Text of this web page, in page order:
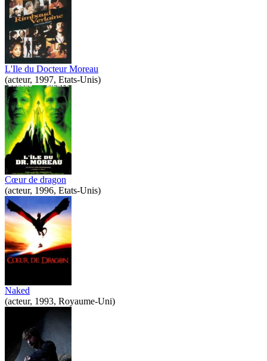
L'Ile du Docteur Moreau
(acteur, 1997, Etats-Unis)
Cœur de dragon
(acteur, 1996, Etats-Unis)
Naked
(acteur, 1993, Royaume-Uni)